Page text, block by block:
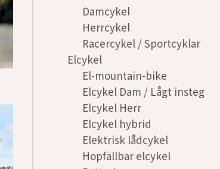
Damcykel
Herrcykel
Racercykel / Sportcyklar
Elcykel
El-mountain-bike
Elcykel Dam / Lågt insteg
Elcykel Herr
Elcykel hybrid
Elektrisk lådcykel
Hopfällbar elcykel